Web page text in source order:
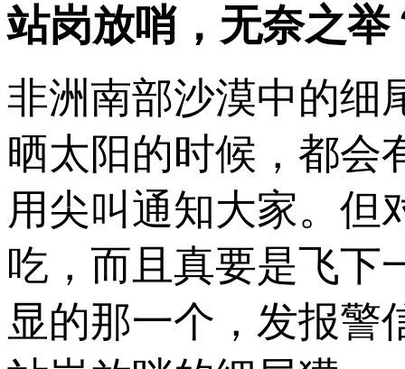
站岗放哨，无奈之举
非洲南部沙漠中的细
晒太阳的时候，都会
用尖叫通知大家。但
吃，而且真要是飞下
显的那一个，发报警